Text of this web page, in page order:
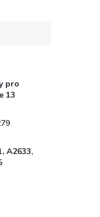
pro
13
, A2633,